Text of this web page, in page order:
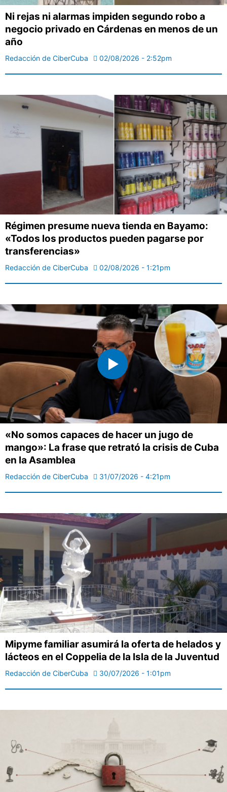
Ni rejas ni alarmas impiden segundo robo a
negocio privado en Cárdenas en menos de un
año
Redacción de CiberCuba 02/08/2026 - 2:52pm
Régimen presume nueva tienda en Bayamo:
«Todos los productos pueden pagarse por
transferencias»
Redacción de CiberCuba 02/08/2026 - 1:21pm
«No somos capaces de hacer un jugo de
mango»: La frase que retrató la crisis de Cuba
en la Asamblea
Redacción de CiberCuba 31/07/2026 - 4:21pm
Mipyme familiar asumirá la oferta de helados y
lácteos en el Coppelia de la Isla de la Juventud
Redacción de CiberCuba 30/07/2026 - 1:01pm